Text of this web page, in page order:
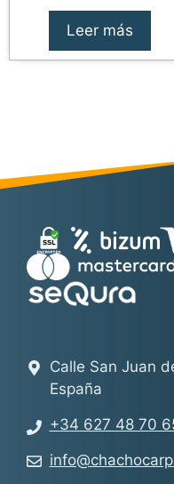
original
era:
Leer más
Calle San Juan
España
+34 627 48 70